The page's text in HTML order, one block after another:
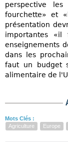
perspective
fourchette» et
présentation
importantes «il
enseignements
dans les
faut un budget
alimentaire de
Mots Clés :
Agriculture
Europe